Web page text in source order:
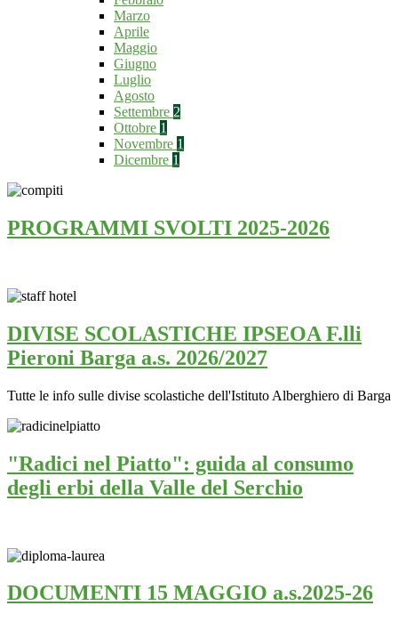
Marzo
Aprile
Maggio
Giugno
Luglio
Agosto
Settembre 2
Ottobre 1
Novembre 1
Dicembre 1
PROGRAMMI SVOLTI 2025-2026
DIVISE SCOLASTICHE IPSEOA F.lli
Pieroni Barga a.s. 2026/2027
Tutte le info sulle divise scolastiche dell'Istituto Alberghiero di Barga
"Radici nel Piatto": guida al consumo
degli erbi della Valle del Serchio
DOCUMENTI 15 MAGGIO a.s.2025-26